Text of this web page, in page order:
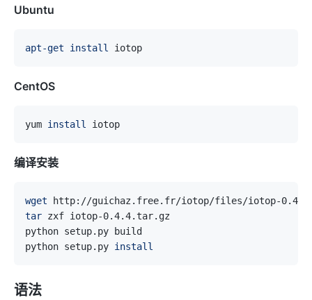
Ubuntu
apt-get install
CentOS
yum install
编译安装
wget
tar
python setup.py install
语法